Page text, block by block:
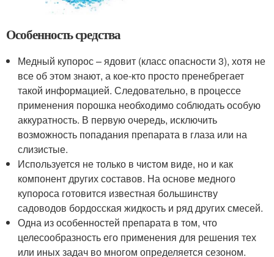
Особенность средства
Медный купорос – ядовит (класс опасности 3), хотя не
все об этом знают, а кое-кто просто пренебрегает
такой информацией. Следовательно, в процессе
применения порошка необходимо соблюдать особую
аккуратность. В первую очередь, исключить
возможность попадания препарата в глаза или на
слизистые.
Используется не только в чистом виде, но и как
компонент других составов. На основе медного
купороса готовится известная большинству
садоводов бордосская жидкость и ряд других смесей.
Одна из особенностей препарата в том, что
целесообразность его применения для решения тех
или иных задач во многом определяется сезоном.